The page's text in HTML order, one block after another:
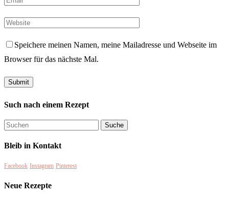
Speichere meinen Namen, meine Mailadresse und Webseite im
Browser für das nächste Mal.
Such nach einem Rezept
Bleib in Kontakt
Facebook Instagram Pinterest
Neue Rezepte